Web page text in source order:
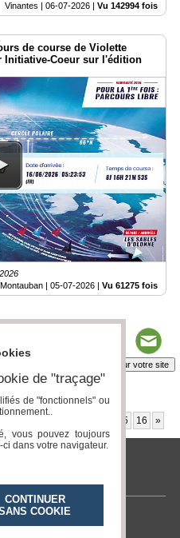
Vinantes | 06-07-2026 Vu 142994 fois
de course de Violette
Initiative-Coeur sur l'édition
Montauban | 05-07-2026 | Vu 61275 fois
Insérez sur votre site
15 16 »
de "traçage"
de "fonctionnels" ou
vous pouvez toujours
dans votre navigateur.
CONTINUER
COOKIE